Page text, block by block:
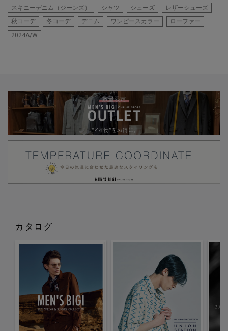
スキニーデニム（ジーンズ）
シャツ シューズ
レザーシューズ
秋コーデ
冬コーデ デニム ワンピースカラー
ローファー
2024A/W
カタログ